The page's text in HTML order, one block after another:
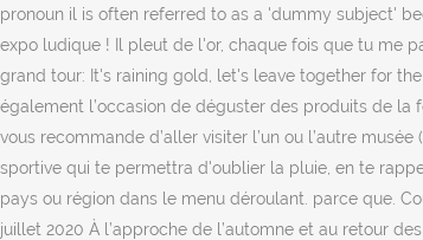
pronoun il is often referred to as a 'dummy subject'
expo ludique ! Il pleut de l'or, chaque fois que tu me
grand tour: It's raining gold, let's leave together for
également l’occasion de déguster des produits de la
vous recommande d’aller visiter l’un ou l’autre
sportive qui te permettra d'oublier la pluie, en te
pays ou région dans le menu déroulant. parce que.
juillet 2020 À l’approche de l’automne et au retour